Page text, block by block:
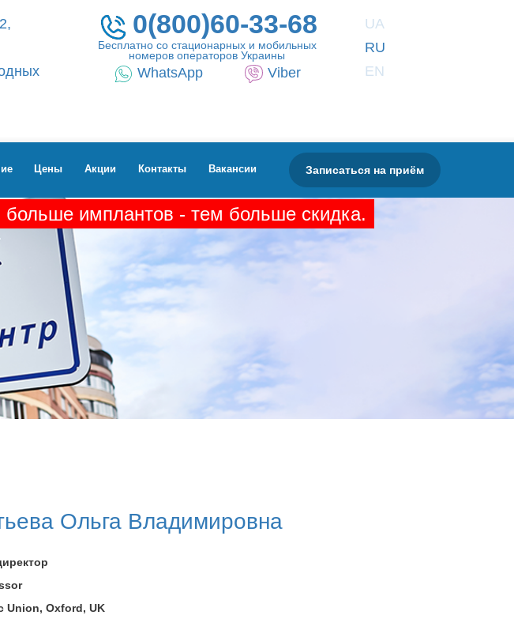
0(800)60-33-68
Бесплатно со стационарных и мобильных
номеров операторов Украины
WhatsApp Viber
UA
RU
EN
Цены Акции Контакты Вакансии Записаться на приём
имплантов - тем больше скидка.
Ольга Владимировна
Union, Oxford, UK